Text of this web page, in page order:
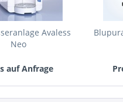
Avaless
Neo
auf Anfrage